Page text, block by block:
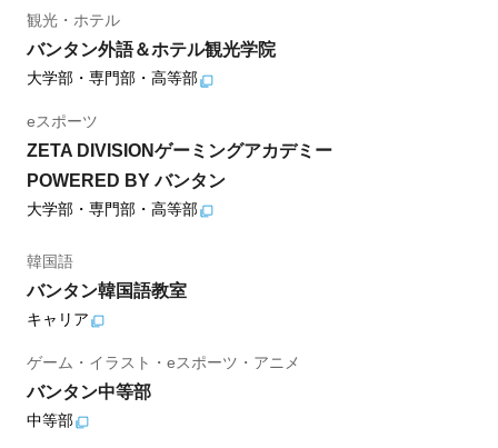
観光・ホテル
バンタン外語＆ホテル観光学院
大学部・専門部・高等部
eスポーツ
ZETA DIVISIONゲーミングアカデミー
POWERED BY バンタン
大学部・専門部・高等部
韓国語
バンタン韓国語教室
キャリア
ゲーム・イラスト・eスポーツ・アニメ
バンタン中等部
中等部